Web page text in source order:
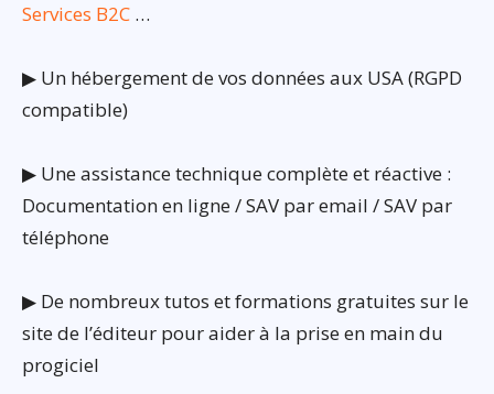
Services B2C …
▶ Un hébergement de vos données aux USA (RGPD
compatible)
▶ Une assistance technique complète et réactive :
Documentation en ligne / SAV par email / SAV par
téléphone
▶ De nombreux tutos et formations gratuites sur le
site de l’éditeur pour aider à la prise en main du
progiciel